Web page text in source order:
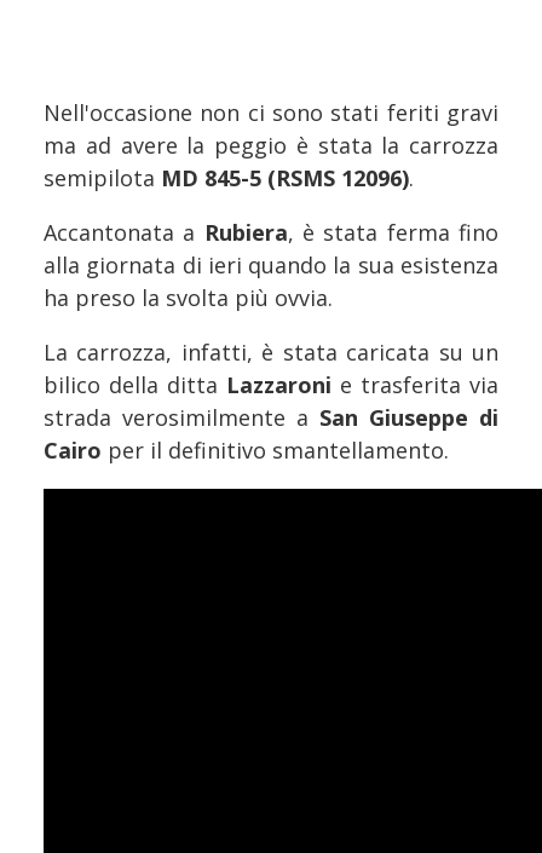
Nell'occasione non ci sono stati feriti gravi
ma ad avere la peggio è stata la carrozza
semipilota MD 845-5 (RSMS 12096).
Accantonata a Rubiera, è stata ferma fino
alla giornata di ieri quando la sua esistenza
ha preso la svolta più ovvia.
La carrozza, infatti, è stata caricata su un
bilico della ditta Lazzaroni e trasferita via
strada verosimilmente a San Giuseppe di
Cairo per il definitivo smantellamento.